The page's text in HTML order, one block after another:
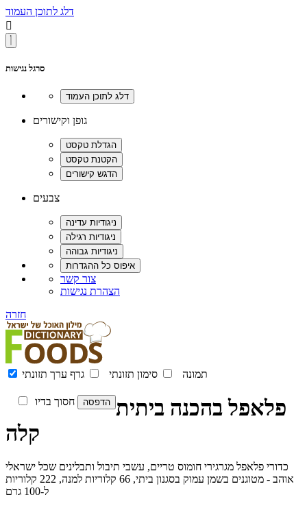
דלג לתוכן העמוד

סרגל נגישות
גופן וקישורים
צבעים
צור קשר
הצהרת נגישות
חזרה
תמונה סימון תזונתי גרף ערך תזונתי
חסוך בדיו
פלאפל בהכנה ביתית
קלה
כדורי פלאפל מגרגירי חומוס טריים, עשבי תיבול ותבלינים שכל ישראלי
אוהב - מטוגנים בשמן עמוק בסגנון ביתי, 66 קלוריות למנה, 222 קלוריות
ל-100 גרם